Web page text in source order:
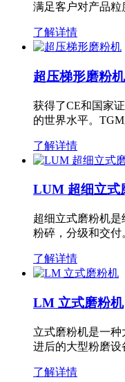
满足客户对产品
了解详情
超压梯形磨粉机
获得了CE和国家
的世界水平。
了解详情
LUM 超细立式
超细立式磨粉机
粉碎，分级和交
了解详情
LM 立式磨粉机
立式磨粉机是一
进后的大型粉磨
了解详情